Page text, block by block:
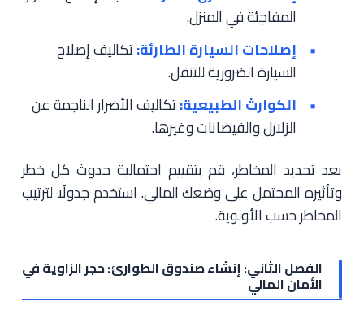
المفاجئة في المنزل.
إصلاحات السيارة الطارئة:تكاليف إصلاح
السيارة الضرورية للتنقل.
الكوارث الطبيعية:تكاليف الأضرار الناجمة عن
الزلازل والفيضانات وغيرها.
بعد تحديد المخاطر، قم بتقييم احتمالية حدوث كل خطر
وتأثيره المحتمل على وضعك المالي. استخدم جدولًا لترتيب
المخاطر حسب الأولوية.
الفصل الثاني: إنشاء صندوق الطوارئ: حجر الزاوية في
الأمان المالي